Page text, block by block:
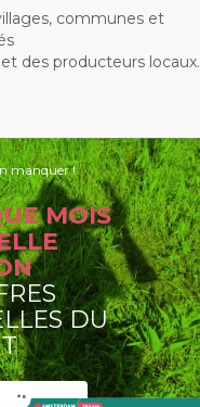
communes et
des producteurs locaux.
manquer !
MOIS
DU